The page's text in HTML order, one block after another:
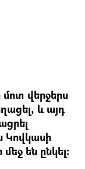
վերջերս
և այդ
Կովկասի
են ընկել։